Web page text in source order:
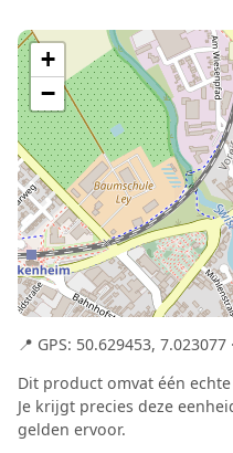
+
−
📍 GPS: 50.629453, 7.023077 ·
Dit product omvat één
Je krijgt precies deze
gelden ervoor.